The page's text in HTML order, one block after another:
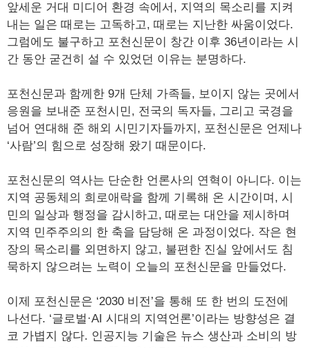
앞세운 거대 미디어 환경 속에서, 지역의 목소리를 지켜
내는 일은 때로는 고독하고, 때로는 지난한 싸움이었다.
그럼에도 불구하고 포천신문이 창간 이후 36년이라는 시
간 동안 굳건히 설 수 있었던 이유는 분명하다.
포천신문과 함께한 9개 단체 가족들, 보이지 않는 곳에서
응원을 보내준 포천시민, 전국의 독자들, 그리고 국경을
넘어 연대해 준 해외 시민기자들까지, 포천신문은 언제나
‘사람’의 힘으로 성장해 왔기 때문이다.
포천신문의 역사는 단순한 언론사의 연혁이 아니다. 이는
지역 공동체의 희로애락을 함께 기록해 온 시간이며, 시
민의 일상과 행정을 감시하고, 때로는 대안을 제시하며
지역 민주주의의 한 축을 담당해 온 과정이었다. 작은 현
장의 목소리를 외면하지 않고, 불편한 진실 앞에서도 침
묵하지 않으려는 노력이 오늘의 포천신문을 만들었다.
이제 포천신문은 ‘2030 비전’을 통해 또 한 번의 도전에
나선다. ‘글로벌·AI 시대의 지역언론’이라는 방향성은 결
코 가볍지 않다. 인공지능 기술은 뉴스 생산과 소비의 방